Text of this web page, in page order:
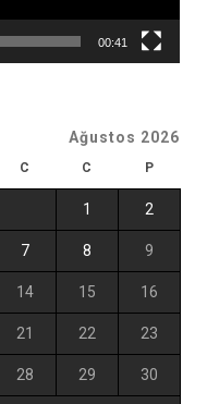
00:41
Ağustos 2026
C C P
1 2
7 8 9
14 15 16
21 22 23
28 29 30